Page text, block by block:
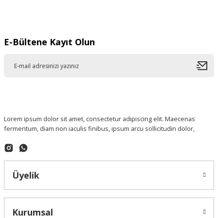
E-Bültene Kayıt Olun
Lorem ipsum dolor sit amet, consectetur adipiscing elit. Maecenas
fermentum, diam non iaculis finibus, ipsum arcu sollicitudin dolor,
Üyelik
Kurumsal